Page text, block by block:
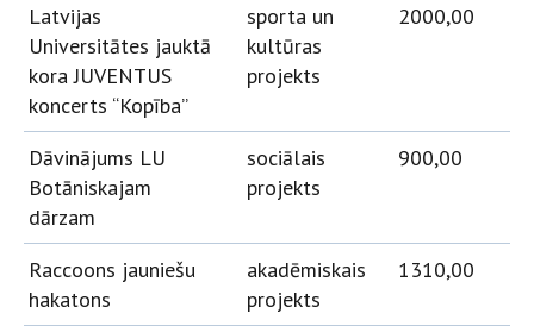
Latvijas
Universitātes jauktā
kora JUVENTUS
koncerts “Kopība”
sporta un
kultūras
projekts
2000,00
Dāvinājums LU
Botāniskajam
dārzam
sociālais
projekts
900,00
Raccoons jauniešu
hakatons
akadēmiskais
projekts
1310,00